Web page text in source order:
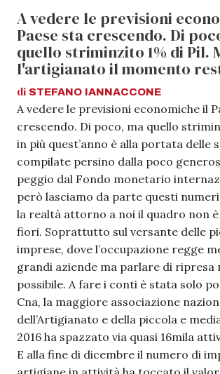
A vedere le previsioni
Paese sta crescendo. Di
quello striminzito 1% di Pil.
l'artigianato il momento
di STEFANO IANNACCONE
A vedere le previsioni economiche il
crescendo. Di poco, ma quello
in più quest’anno è alla portata delle
compilate persino dalla poco
peggio dal Fondo monetario
però lasciamo da parte questi
la realtà attorno a noi il quadro non
fiori. Soprattutto sul versante delle
imprese, dove l’occupazione regge
grandi aziende ma parlare di ripresa
possibile. A fare i conti è stata solo
Cna, la maggiore associazione
dell’Artigianato e della piccola e
2016 ha spazzato via quasi 16mila
E alla fine di dicembre il numero di